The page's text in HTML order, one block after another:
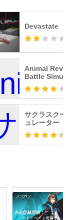
Devastate
Animal Revolt
Battle
サクラスクー
ュレーター